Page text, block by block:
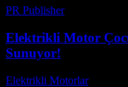
PR Publisher-
Elektrikli Motor
Sunuyor!
Elektrikli Motorlar-